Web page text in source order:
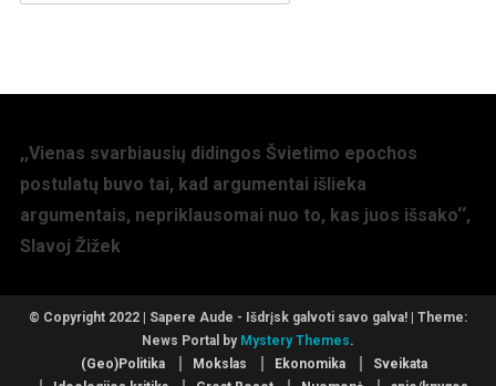
,,Vienas svarbiausių didingos Švietimo epochos
postulatų buvo tai, kad argumentai išlieka
argumentais, nepriklausomai nuo to, kas juos išsako‘‘,
Slavoj Žižek
© Copyright 2022 | Sapere Aude - Išdrįsk galvoti savo galva! | Theme:
News Portal by Mystery Themes.
(Geo)Politika
Mokslas Ekonomika
Sveikata